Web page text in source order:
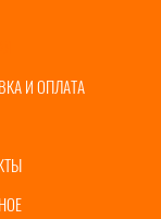
И ОПЛАТА